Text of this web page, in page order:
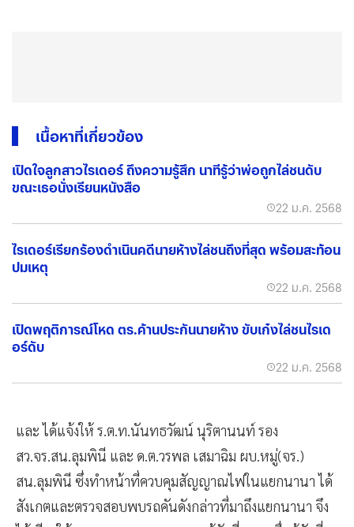
เนื้อหาที่เกี่ยวข้อง
เปิดใจลูกสาวไรเดอร์ ถึงความรู้สึก นาทีรู้ว่าพ่อถูกไล่ชนดับ
ขณะเธอนั่งเรียนหนังสือ
22 ม.ค. 2568
ไรเดอร์เรียกร้องดำเนินคดีนายห้างไล่ชนถึงที่สุด พร้อมสะท้อน
ปมเหตุ
22 ม.ค. 2568
เปิดพฤติการณ์โหด ตร.ค้านประกันนายห้าง ขับเก๋งไล่ชนไรเด
อร์ดับ
22 ม.ค. 2568
และ ได้แจ้งให้ ร.ต.ท.นันทธวัฒน์ นุริตานนท์ รอง
สว.จร.สน.ลุมพินี และ ด.ต.วรพล เสมาฉิม ผบ.หมู่(จร.)
สน.ลุมพินี ซึ่งทำหน้าที่ควบคุมสัญญาณไฟในแยกนานา ได้
สังเกตและตรวจสอบพบรถคันดังกล่าวที่มาถึงแยกนานา จึง